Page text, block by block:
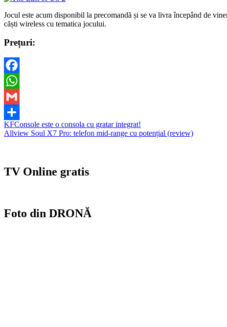
Jocul este acum disponibil la precomandă și se va livra începând de
căști wireless cu tematica jocului.
Prețuri:
Facebook
WhatsApp
Gmail
Partajează
Navigare
în
KFConsole este o consola cu gratar integrat!
Allview Soul X7 Pro: telefon mid-range cu potențial (review)
TV Online gratis
Foto din DRONĂ